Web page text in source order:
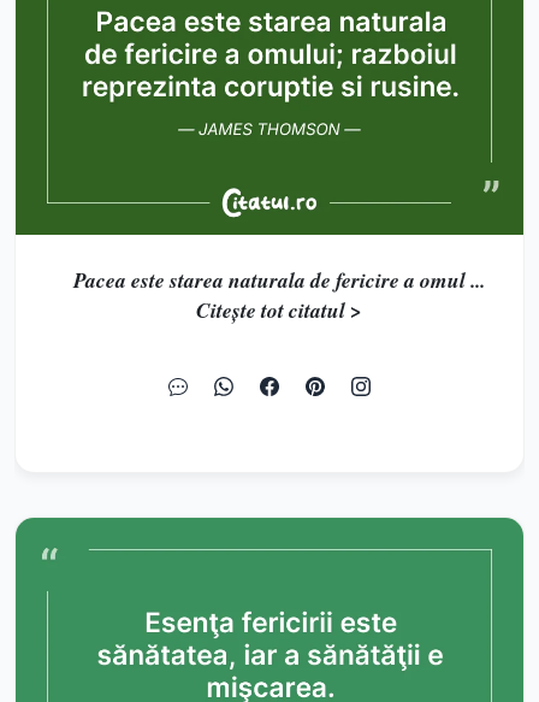
Pacea este starea naturala de fericire a omul ...
Citește tot citatul >